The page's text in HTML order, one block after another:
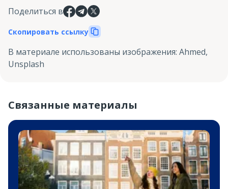
Поделиться в
Скопировать ссылку
В материале использованы изображения: Ahmed,
Unsplash
Связанные материалы